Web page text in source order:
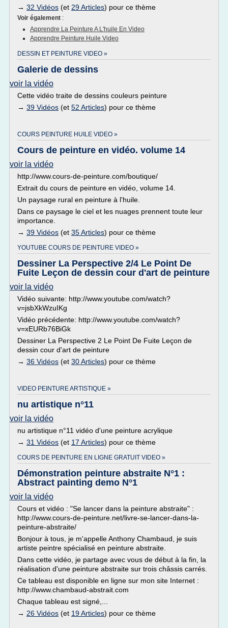
→ 32 Vidéos (et 29 Articles) pour ce thème
Voir également :
Apprendre La Peinture A L'huile En Video
Apprendre Peinture Huile Video
DESSIN ET PEINTURE VIDEO »
Galerie de dessins
voir la vidéo
Cette vidéo traite de dessins couleurs peinture
→ 39 Vidéos (et 52 Articles) pour ce thème
COURS PEINTURE HUILE VIDEO »
Cours de peinture en vidéo. volume 14
voir la vidéo
http://www.cours-de-peinture.com/boutique/
Extrait du cours de peinture en vidéo, volume 14.
Un paysage rural en peinture à l'huile.
Dans ce paysage le ciel et les nuages prennent toute leur
importance.
→ 39 Vidéos (et 35 Articles) pour ce thème
YOUTUBE COURS DE PEINTURE VIDEO »
Dessiner La Perspective 2/4 Le Point De
Fuite Leçon de dessin cour d'art de peinture
voir la vidéo
Vidéo suivante: http://www.youtube.com/watch?
v=jsbXkWzuIKg
Vidéo précédente: http://www.youtube.com/watch?
v=xEURb76BiGk
Dessiner La Perspective 2 Le Point De Fuite Leçon de
dessin cour d'art de peinture
→ 36 Vidéos (et 30 Articles) pour ce thème
VIDEO PEINTURE ARTISTIQUE »
nu artistique n°11
voir la vidéo
nu artistique n°11 vidéo d'une peinture acrylique
→ 31 Vidéos (et 17 Articles) pour ce thème
COURS DE PEINTURE EN LIGNE GRATUIT VIDEO »
Démonstration peinture abstraite N°1 :
Abstract painting demo N°1
voir la vidéo
Cours et vidéo : "Se lancer dans la peinture abstraite" :
http://www.cours-de-peinture.net/livre-se-lancer-dans-la-
peinture-abstraite/
Bonjour à tous, je m'appelle Anthony Chambaud, je suis
artiste peintre spécialisé en peinture abstraite.
Dans cette vidéo, je partage avec vous de début à la fin, la
réalisation d'une peinture abstraite sur trois châssis carrés.
Ce tableau est disponible en ligne sur mon site Internet :
http://www.chambaud-abstrait.com
Chaque tableau est signé,...
→ 26 Vidéos (et 19 Articles) pour ce thème